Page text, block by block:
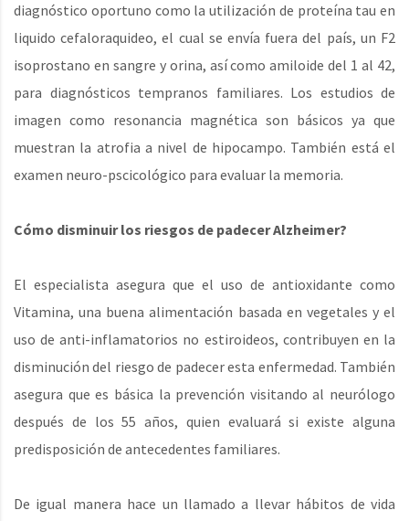
diagnóstico oportuno como la utilización de proteína tau en
liquido cefaloraquideo, el cual se envía fuera del país, un F2
isoprostano en sangre y orina, así como amiloide del 1 al 42,
para diagnósticos tempranos familiares. Los estudios de
imagen como resonancia magnética son básicos ya que
muestran la atrofia a nivel de hipocampo. También está el
examen neuro-pscicológico para evaluar la memoria.
Cómo disminuir los riesgos de padecer Alzheimer?
El especialista asegura que el uso de antioxidante como
Vitamina, una buena alimentación basada en vegetales y el
uso de anti-inflamatorios no estiroideos, contribuyen en la
disminución del riesgo de padecer esta enfermedad. También
asegura que es básica la prevención visitando al neurólogo
después de los 55 años, quien evaluará si existe alguna
predisposición de antecedentes familiares.
De igual manera hace un llamado a llevar hábitos de vida